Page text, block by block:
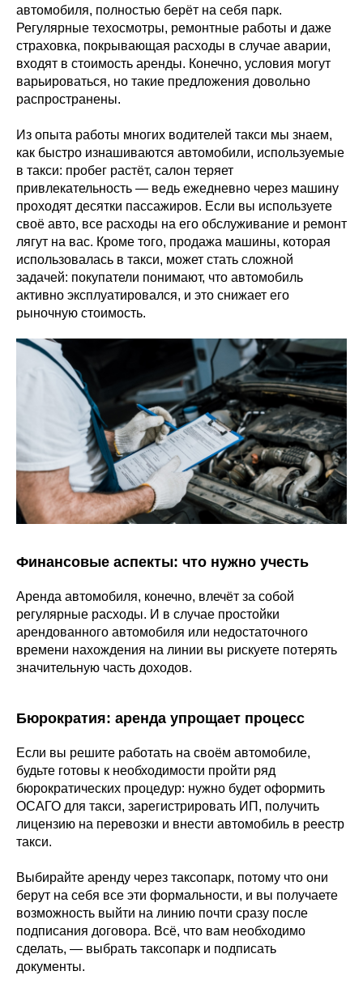
автомобиля, полностью берёт на себя парк.
Регулярные техосмотры, ремонтные работы и даже
страховка, покрывающая расходы в случае аварии,
входят в стоимость аренды. Конечно, условия могут
варьироваться, но такие предложения довольно
распространены.
Из опыта работы многих водителей такси мы знаем,
как быстро изнашиваются автомобили, используемые
в такси: пробег растёт, салон теряет
привлекательность — ведь ежедневно через машину
проходят десятки пассажиров. Если вы используете
своё авто, все расходы на его обслуживание и ремонт
лягут на вас. Кроме того, продажа машины, которая
использовалась в такси, может стать сложной
задачей: покупатели понимают, что автомобиль
активно эксплуатировался, и это снижает его
рыночную стоимость.
Финансовые аспекты: что нужно учесть
Аренда автомобиля, конечно, влечёт за собой
регулярные расходы. И в случае простойки
арендованного автомобиля или недостаточного
времени нахождения на линии вы рискуете потерять
значительную часть доходов.
Бюрократия: аренда упрощает процесс
Если вы решите работать на своём автомобиле,
будьте готовы к необходимости пройти ряд
бюрократических процедур: нужно будет оформить
ОСАГО для такси, зарегистрировать ИП, получить
лицензию на перевозки и внести автомобиль в реестр
такси.
Выбирайте аренду через таксопарк, потому что они
берут на себя все эти формальности, и вы получаете
возможность выйти на линию почти сразу после
подписания договора. Всё, что вам необходимо
сделать, — выбрать таксопарк и подписать
документы.